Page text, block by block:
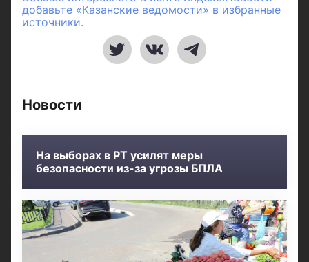
добавьте «Казанские ведомости» в избранные
источники.
Новости
На выборах в РТ усилят меры
безопасности из-за угрозы БПЛА